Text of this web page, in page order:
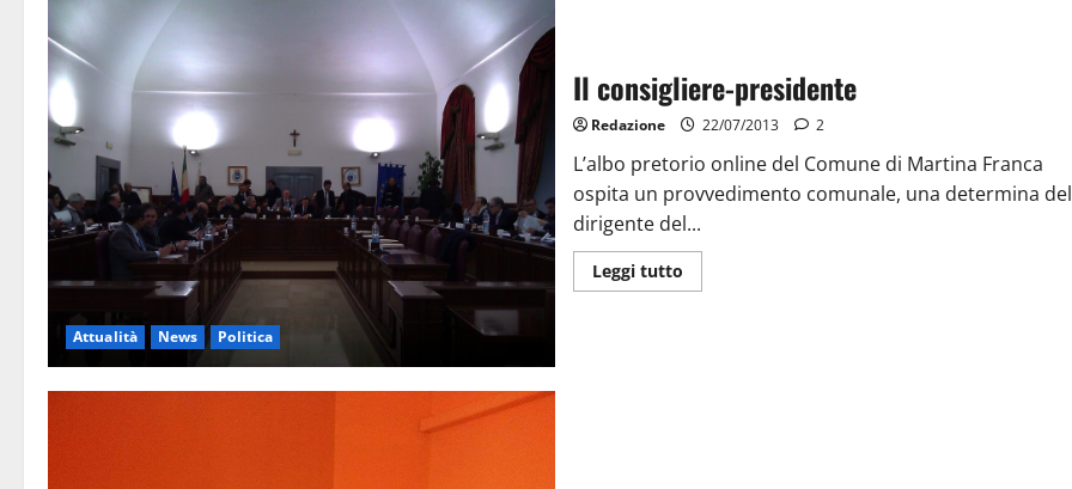
Attualità News Politica
Il consigliere-presidente
Redazione 22/07/2013 2
L’albo pretorio online del Comune di Martina Franca
ospita un provvedimento comunale, una determina del
dirigente del...
Leggi tutto